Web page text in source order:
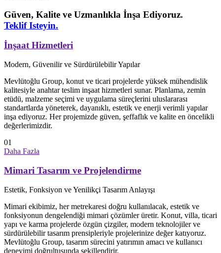
Güven, Kalite ve Uzmanlıkla İnşa Ediyoruz.
Teklif Isteyin.
İnşaat Hizmetleri
Modern, Güvenilir ve Sürdürülebilir Yapılar
Mevlütoğlu Group, konut ve ticari projelerde yüksek mühendislik
kalitesiyle anahtar teslim inşaat hizmetleri sunar. Planlama, zemin
etüdü, malzeme seçimi ve uygulama süreçlerini uluslararası
standartlarda yöneterek, dayanıklı, estetik ve enerji verimli yapılar
inşa ediyoruz. Her projemizde güven, şeffaflık ve kalite en öncelikli
değerlerimizdir.
01
Daha Fazla
Mimari Tasarım ve Projelendirme
Estetik, Fonksiyon ve Yenilikçi Tasarım Anlayışı
Mimari ekibimiz, her metrekaresi doğru kullanılacak, estetik ve
fonksiyonun dengelendiği mimari çözümler üretir. Konut, villa, ticari
yapı ve karma projelerde özgün çizgiler, modern teknolojiler ve
sürdürülebilir tasarım prensipleriyle projelerinize değer katıyoruz.
Mevlütoğlu Group, tasarım sürecini yatırımın amacı ve kullanıcı
deneyimi doğrultusunda şekillendirir.